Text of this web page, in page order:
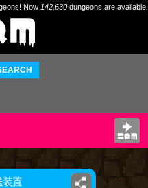
Now 142,630 dungeons are available!
装置